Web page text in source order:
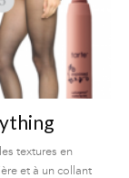
textures en
et à un collant